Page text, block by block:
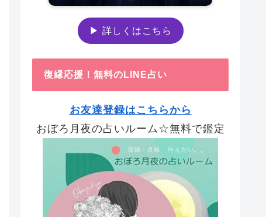
▶ 詳しくはこちら
復縁応援！無料のLINE占い
お友達登録はこちらから
おぼろ月夜の占いルーム☆無料で鑑定